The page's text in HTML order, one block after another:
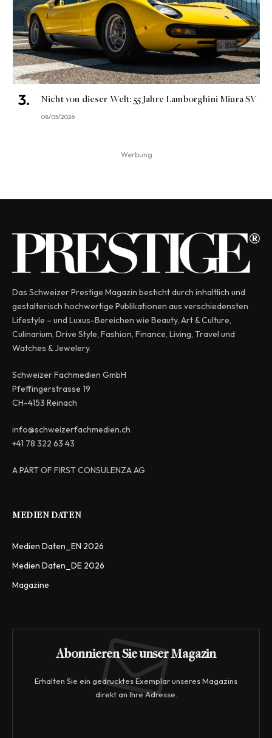
Nicht von dieser Welt: 55 Jahre Lamborghini Miura SV
08/05/2026
Werbung
Das Schweizer Prestige Magazin besticht durch inhaltlich und
gestalterisch hochwertige Publikationen aus verschiedensten
Lifestyle – und Luxus-Bereichen wie Beauty, Art & Culture,
Culinarium, Drive Style, Fashion, Finance, Living, Travel und
Watches & Jewelery.
Schweizer Fachmedien GmbH
Pfeffingerstrasse 19
CH-4153 Reinach
info@schweizerfachmedien.ch
+41 78 322 63 43
A PART OF FIRST CONSULENZA AG
MEDIEN DATEN
Medien Daten_EN 2026
Medien Daten_DE 2026
Magazine
Abonnieren Sie unser Magazin
Erhalten Sie ein gedrucktes Exemplar unseres Magazins
direkt an Ihre Adresse.